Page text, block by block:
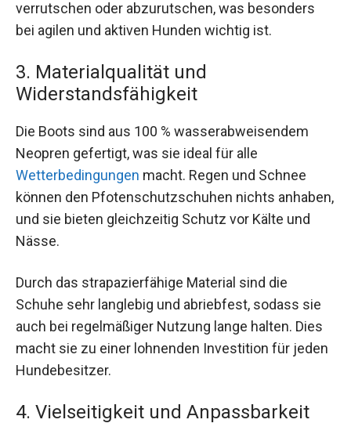
verrutschen oder abzurutschen, was besonders
bei agilen und aktiven Hunden wichtig ist.
3. Materialqualität und
Widerstandsfähigkeit
Die Boots sind aus 100 % wasserabweisendem
Neopren gefertigt, was sie ideal für alle
Wetterbedingungen macht. Regen und Schnee
können den Pfotenschutzschuhen nichts anhaben,
und sie bieten gleichzeitig Schutz vor Kälte und
Nässe.
Durch das strapazierfähige Material sind die
Schuhe sehr langlebig und abriebfest, sodass sie
auch bei regelmäßiger Nutzung lange halten. Dies
macht sie zu einer lohnenden Investition für jeden
Hundebesitzer.
4. Vielseitigkeit und Anpassbarkeit